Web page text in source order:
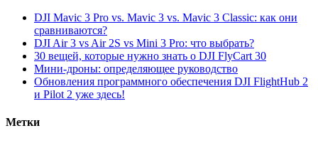
DJI Mavic 3 Pro vs. Mavic 3 vs. Mavic 3 Classic: как они
сравниваются?
DJI Air 3 vs Air 2S vs Mini 3 Pro: что выбрать?
30 вещей, которые нужно знать о DJI FlyCart 30
Мини-дроны: определяющее руководство
Обновления программного обеспечения DJI FlightHub 2
и Pilot 2 уже здесь!
Метки